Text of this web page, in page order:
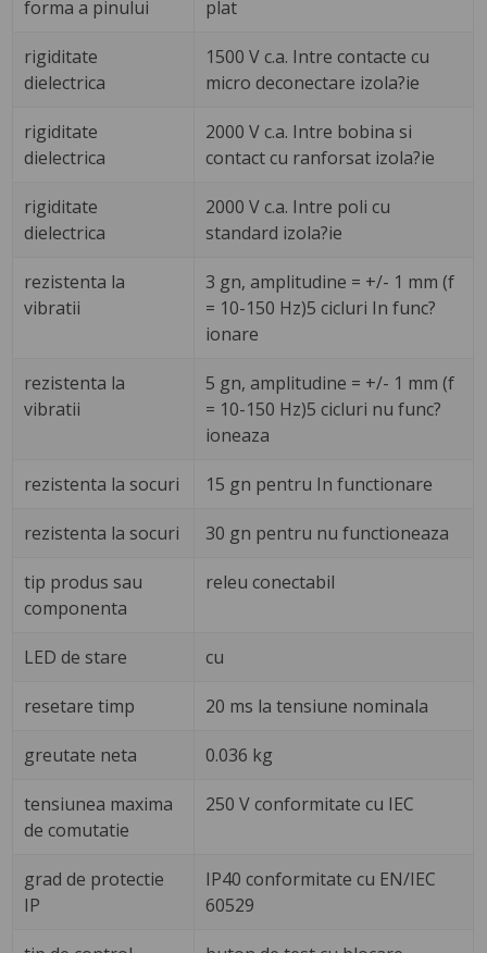
forma a pinului plat
rigiditate
dielectrica
1500 V c.a. Intre contacte cu
micro deconectare izola?ie
rigiditate
dielectrica
2000 V c.a. Intre bobina si
contact cu ranforsat izola?ie
rigiditate
dielectrica
2000 V c.a. Intre poli cu
standard izola?ie
rezistenta la
vibratii
3 gn, amplitudine = +/- 1 mm (f
= 10-150 Hz)5 cicluri In func?
ionare
rezistenta la
vibratii
5 gn, amplitudine = +/- 1 mm (f
= 10-150 Hz)5 cicluri nu func?
ioneaza
rezistenta la socuri 15 gn pentru In functionare
rezistenta la socuri 30 gn pentru nu functioneaza
tip produs sau
componenta
releu conectabil
LED de stare cu
resetare timp 20 ms la tensiune nominala
greutate neta 0.036 kg
tensiunea maxima
de comutatie
250 V conformitate cu IEC
grad de protectie
IP
IP40 conformitate cu EN/IEC
60529